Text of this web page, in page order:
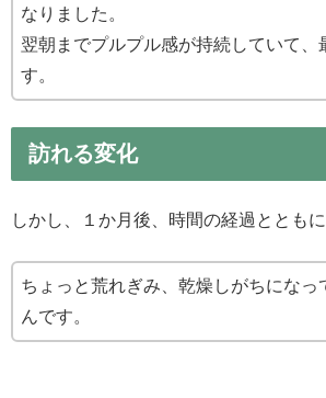
なりました。
翌朝までプルプル感が持続していて、
す。
訪れる変化
しかし、１か月後、時間の経過ととも
ちょっと荒れぎみ、乾燥しがちになっ
んです。